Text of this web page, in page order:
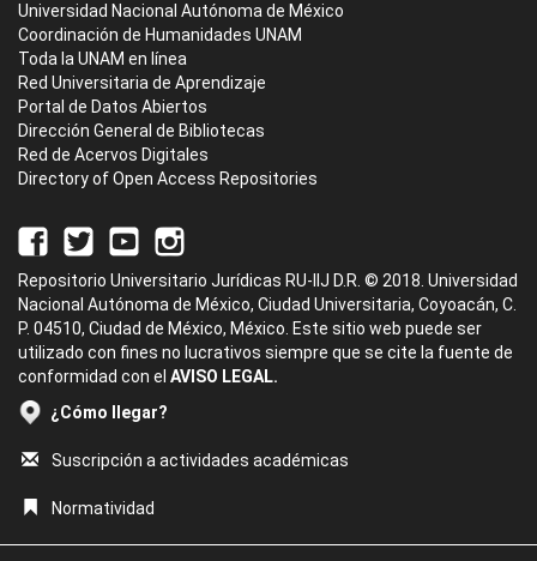
Universidad Nacional Autónoma de México
Coordinación de Humanidades UNAM
Toda la UNAM en línea
Red Universitaria de Aprendizaje
Portal de Datos Abiertos
Dirección General de Bibliotecas
Red de Acervos Digitales
Directory of Open Access Repositories
Repositorio Universitario Jurídicas RU-IIJ D.R. © 2018. Universidad
Nacional Autónoma de México, Ciudad Universitaria, Coyoacán, C.
P. 04510, Ciudad de México, México. Este sitio web puede ser
utilizado con fines no lucrativos siempre que se cite la fuente de
conformidad con el AVISO LEGAL.
¿Cómo llegar?
Suscripción a actividades académicas
Normatividad